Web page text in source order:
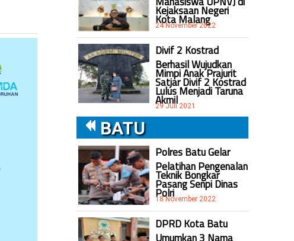
Kejaksaan Negeri
Kota Malang
24 November 2022
Divif 2 Kostrad
Berhasil Wujudkan
Mimpi Anak Prajurit
Satjar Divif 2 Kostrad
Lulus Menjadi Taruna
Akmil
29 Juli 2021
BATU
Polres Batu Gelar
Pelatihan Pengenalan
Teknik Bongkar
Pasang Senpi Dinas
Polri
18 November 2022
DPRD Kota Batu
Umumkan 3 Nama